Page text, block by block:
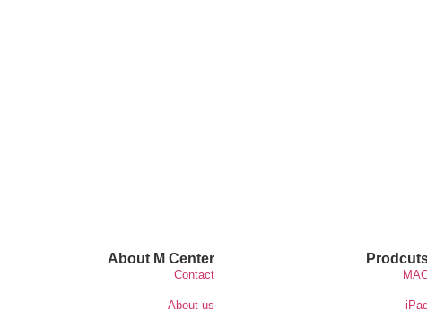
About M Center
Contact
About us